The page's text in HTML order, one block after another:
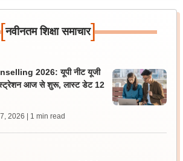
[नवीनतम शिक्षा समाचार]
2026: यूपी नीट यूजी
आज से शुरू, लास्ट डेट 12
2026 | 1 min read